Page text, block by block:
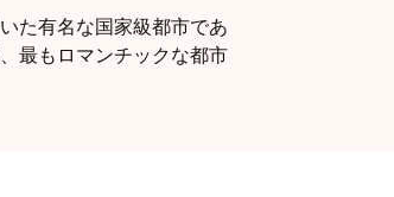
た有名な国家級都市であ
最もロマンチックな都市